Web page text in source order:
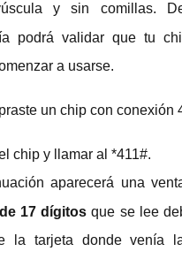
y sin comillas.
podrá validar que tu
a usarse.
un chip con conexión
chip y llamar al *411#.
aparecerá una
17 dígitos que se lee
la tarjeta donde venía